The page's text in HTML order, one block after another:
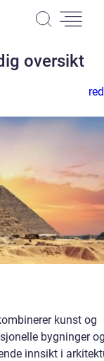
oversikt
kunst og
bygninger
innsikt i